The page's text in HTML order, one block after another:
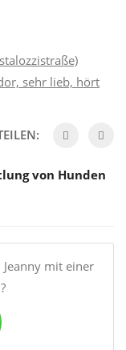
sehr lieb, hört
von Hunden
mit einer